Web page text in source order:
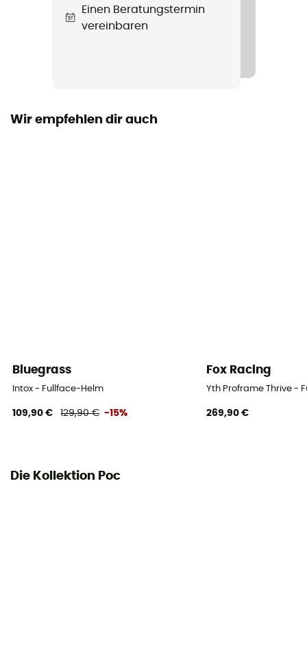
Einen Beratungstermin
vereinbaren
Wir empfehlen dir auch
Bluegrass
Intox - Fullface-Helm
109,90 € 129,90 € -15%
Fox Racing
Yth Proframe Thrive -
269,90 €
Die Kollektion Poc